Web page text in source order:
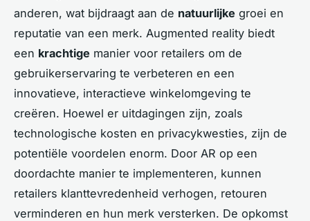
anderen, wat bijdraagt aan de natuurlijke groei en
reputatie van een merk. Augmented reality biedt
een krachtige manier voor retailers om de
gebruikerservaring te verbeteren en een
innovatieve, interactieve winkelomgeving te
creëren. Hoewel er uitdagingen zijn, zoals
technologische kosten en privacykwesties, zijn de
potentiële voordelen enorm. Door AR op een
doordachte manier te implementeren, kunnen
retailers klanttevredenheid verhogen, retouren
verminderen en hun merk versterken. De opkomst